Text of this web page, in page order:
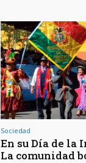
Sociedad
En su Día de la
La comunidad